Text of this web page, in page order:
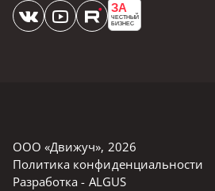
ЗА
ЧЕСТНЫЙ
БИЗНЕС
ООО «Движуч», 2026
Политика конфиденциальности
Разработка - ALGUS